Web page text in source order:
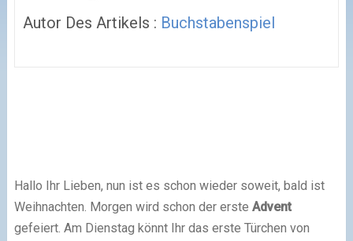
Autor Des Artikels : Buchstabenspiel
Hallo Ihr Lieben, nun ist es schon wieder soweit, bald ist
Weihnachten. Morgen wird schon der erste Advent
gefeiert. Am Dienstag könnt Ihr das erste Türchen von